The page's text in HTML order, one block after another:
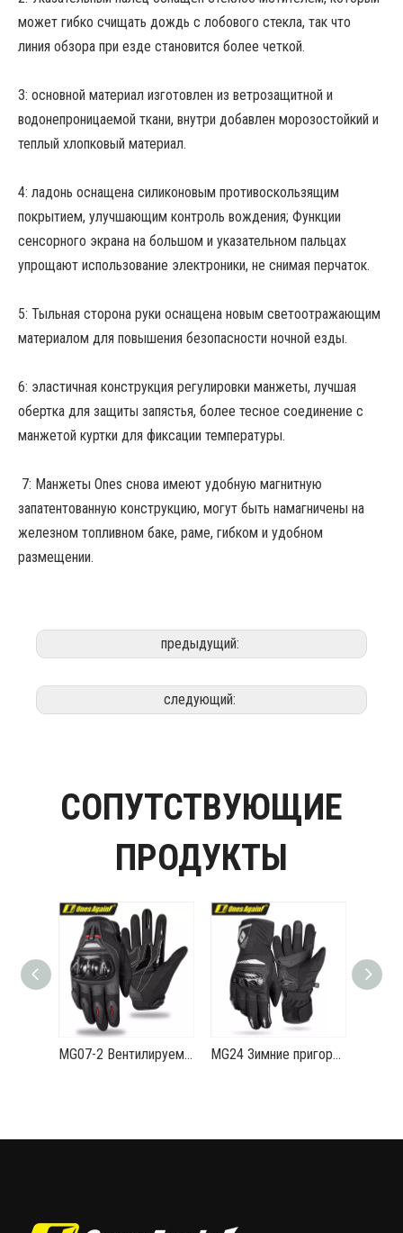
может гибко счищать дождь с лобового стекла, так что
линия обзора при езде становится более четкой.
3: основной материал изготовлен из ветрозащитной и
водонепроницаемой ткани, внутри добавлен морозостойкий и
теплый хлопковый материал.
4: ладонь оснащена силиконовым противоскользящим
покрытием, улучшающим контроль вождения; Функции
сенсорного экрана на большом и указательном пальцах
упрощают использование электроники, не снимая перчаток.
5: Тыльная сторона руки оснащена новым светоотражающим
материалом для повышения безопасности ночной езды.
6: эластичная конструкция регулировки манжеты, лучшая
обертка для защиты запястья, более тесное соединение с
манжетой куртки для фиксации температуры.
7: Манжеты Ones снова имеют удобную магнитную
запатентованную конструкцию, могут быть намагничены на
железном топливном баке, раме, гибком и удобном
размещении.
предыдущий:
следующий:
СОПУТСТВУЮЩИЕ
ПРОДУКТЫ
MG07-2 Вентилируемые летние велосипедные перчатки Противоскользящие и противоударные Lightning Demon Armor MG24 Зимние пригородные мотоциклетные перчатки с защитой из углеродного волокна, теплые и водонепроницаемые Thunder Frost 2